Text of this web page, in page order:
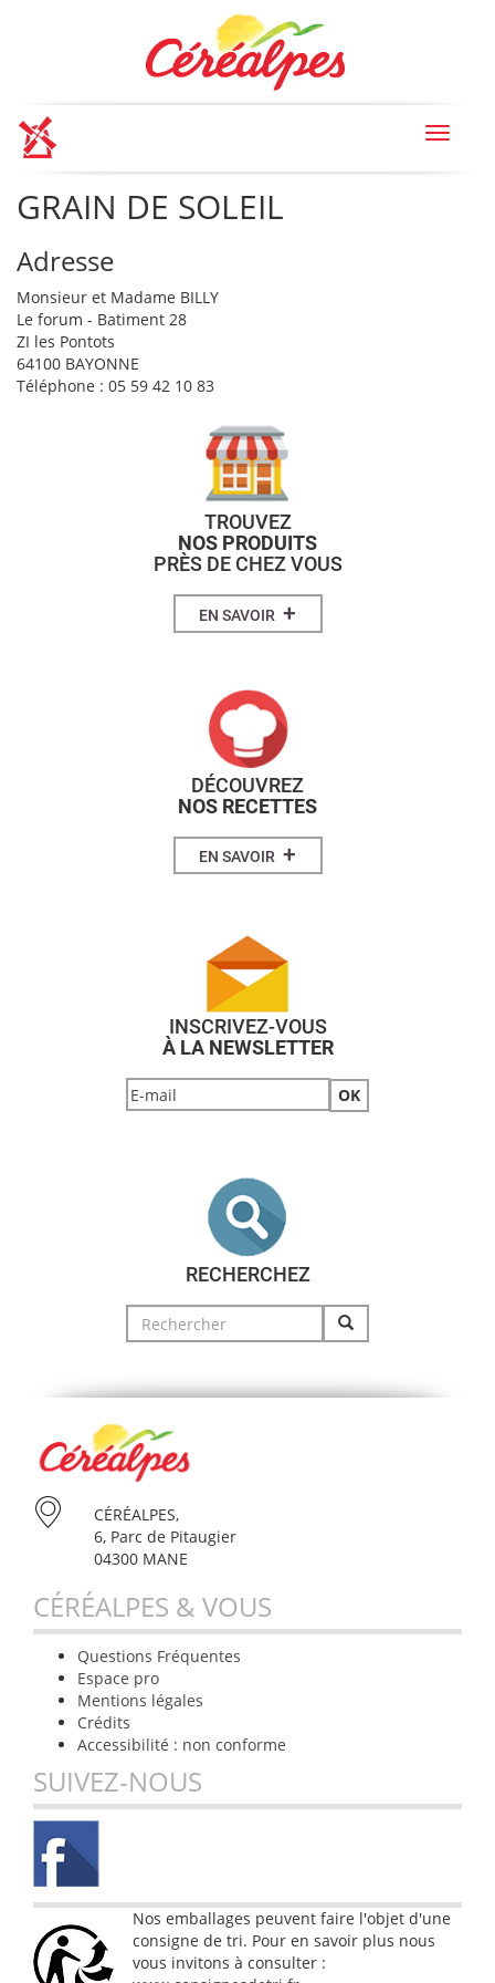
Toggle
GRAIN DE SOLEIL
Adresse
Monsieur et Madame BILLY
Le forum - Batiment 28
ZI les Pontots
64100 BAYONNE
Téléphone : 05 59 42 10 83
TROUVEZ
NOS PRODUITS
PRÈS DE CHEZ VOUS
EN SAVOIR +
DÉCOUVREZ
NOS RECETTES
EN SAVOIR +
INSCRIVEZ-VOUS
À LA NEWSLETTER
RECHERCHEZ
Search
for:
CÉRÉALPES,
6, Parc de Pitaugier
04300 MANE
CÉRÉALPES & VOUS
Questions Fréquentes
Espace pro
Mentions légales
Crédits
Accessibilité : non conforme
SUIVEZ-NOUS
Nos emballages peuvent faire l'objet d'une
consigne de tri. Pour en savoir plus nous
vous invitons à consulter :